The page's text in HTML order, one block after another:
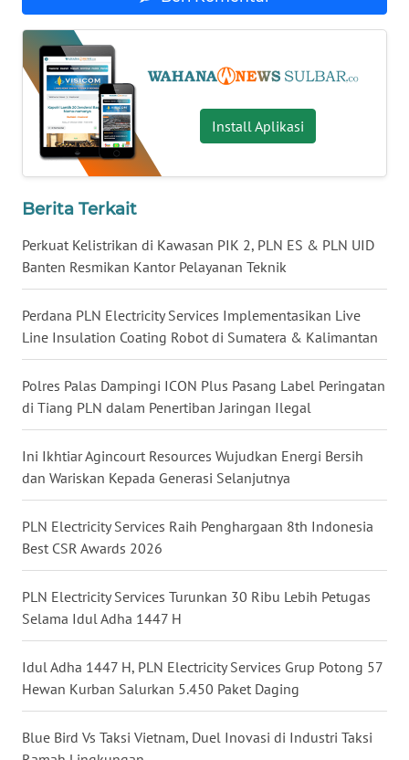
Install Aplikasi
Berita Terkait
Perkuat Kelistrikan di Kawasan PIK 2, PLN ES & PLN UID
Banten Resmikan Kantor Pelayanan Teknik
Perdana PLN Electricity Services Implementasikan Live
Line Insulation Coating Robot di Sumatera & Kalimantan
Polres Palas Dampingi ICON Plus Pasang Label Peringatan
di Tiang PLN dalam Penertiban Jaringan Ilegal
Ini Ikhtiar Agincourt Resources Wujudkan Energi Bersih
dan Wariskan Kepada Generasi Selanjutnya
PLN Electricity Services Raih Penghargaan 8th Indonesia
Best CSR Awards 2026
PLN Electricity Services Turunkan 30 Ribu Lebih Petugas
Selama Idul Adha 1447 H
Idul Adha 1447 H, PLN Electricity Services Grup Potong 57
Hewan Kurban Salurkan 5.450 Paket Daging
Blue Bird Vs Taksi Vietnam, Duel Inovasi di Industri Taksi
WN
KALTARA
WN
KALSEL
WN
WN
SULSEL
WN
GORONTALO
MALUKU
MALUT
DAIRI
DANAU
TOBA
WN
NIAS